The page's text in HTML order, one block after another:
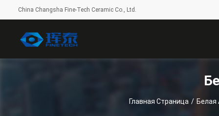
China Changsha Fine-Tech Ceramic Co., Ltd.
Главная Страница /